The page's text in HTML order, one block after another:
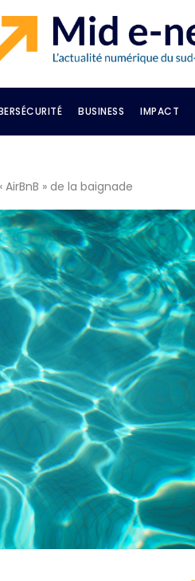
BUSINESS IMPACT
» de la baignade